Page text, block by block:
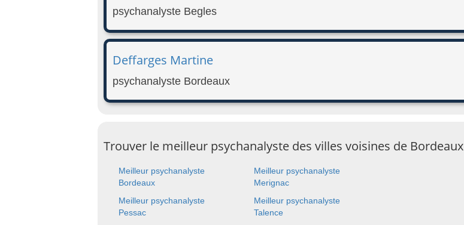
psychanalyste Begles
Deffarges Martine
psychanalyste Bordeaux
Trouver le meilleur psychanalyste des villes voisines de Bordeaux
Meilleur psychanalyste
Bordeaux
Meilleur psychanalyste
Merignac
Meilleur psychanalyste
Pessac
Meilleur psychanalyste
Talence